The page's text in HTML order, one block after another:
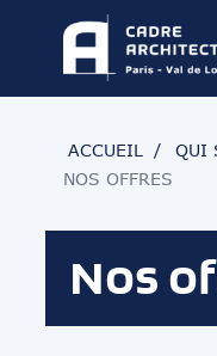
ACCUEIL
QUI
NOS OFFRES
Nos